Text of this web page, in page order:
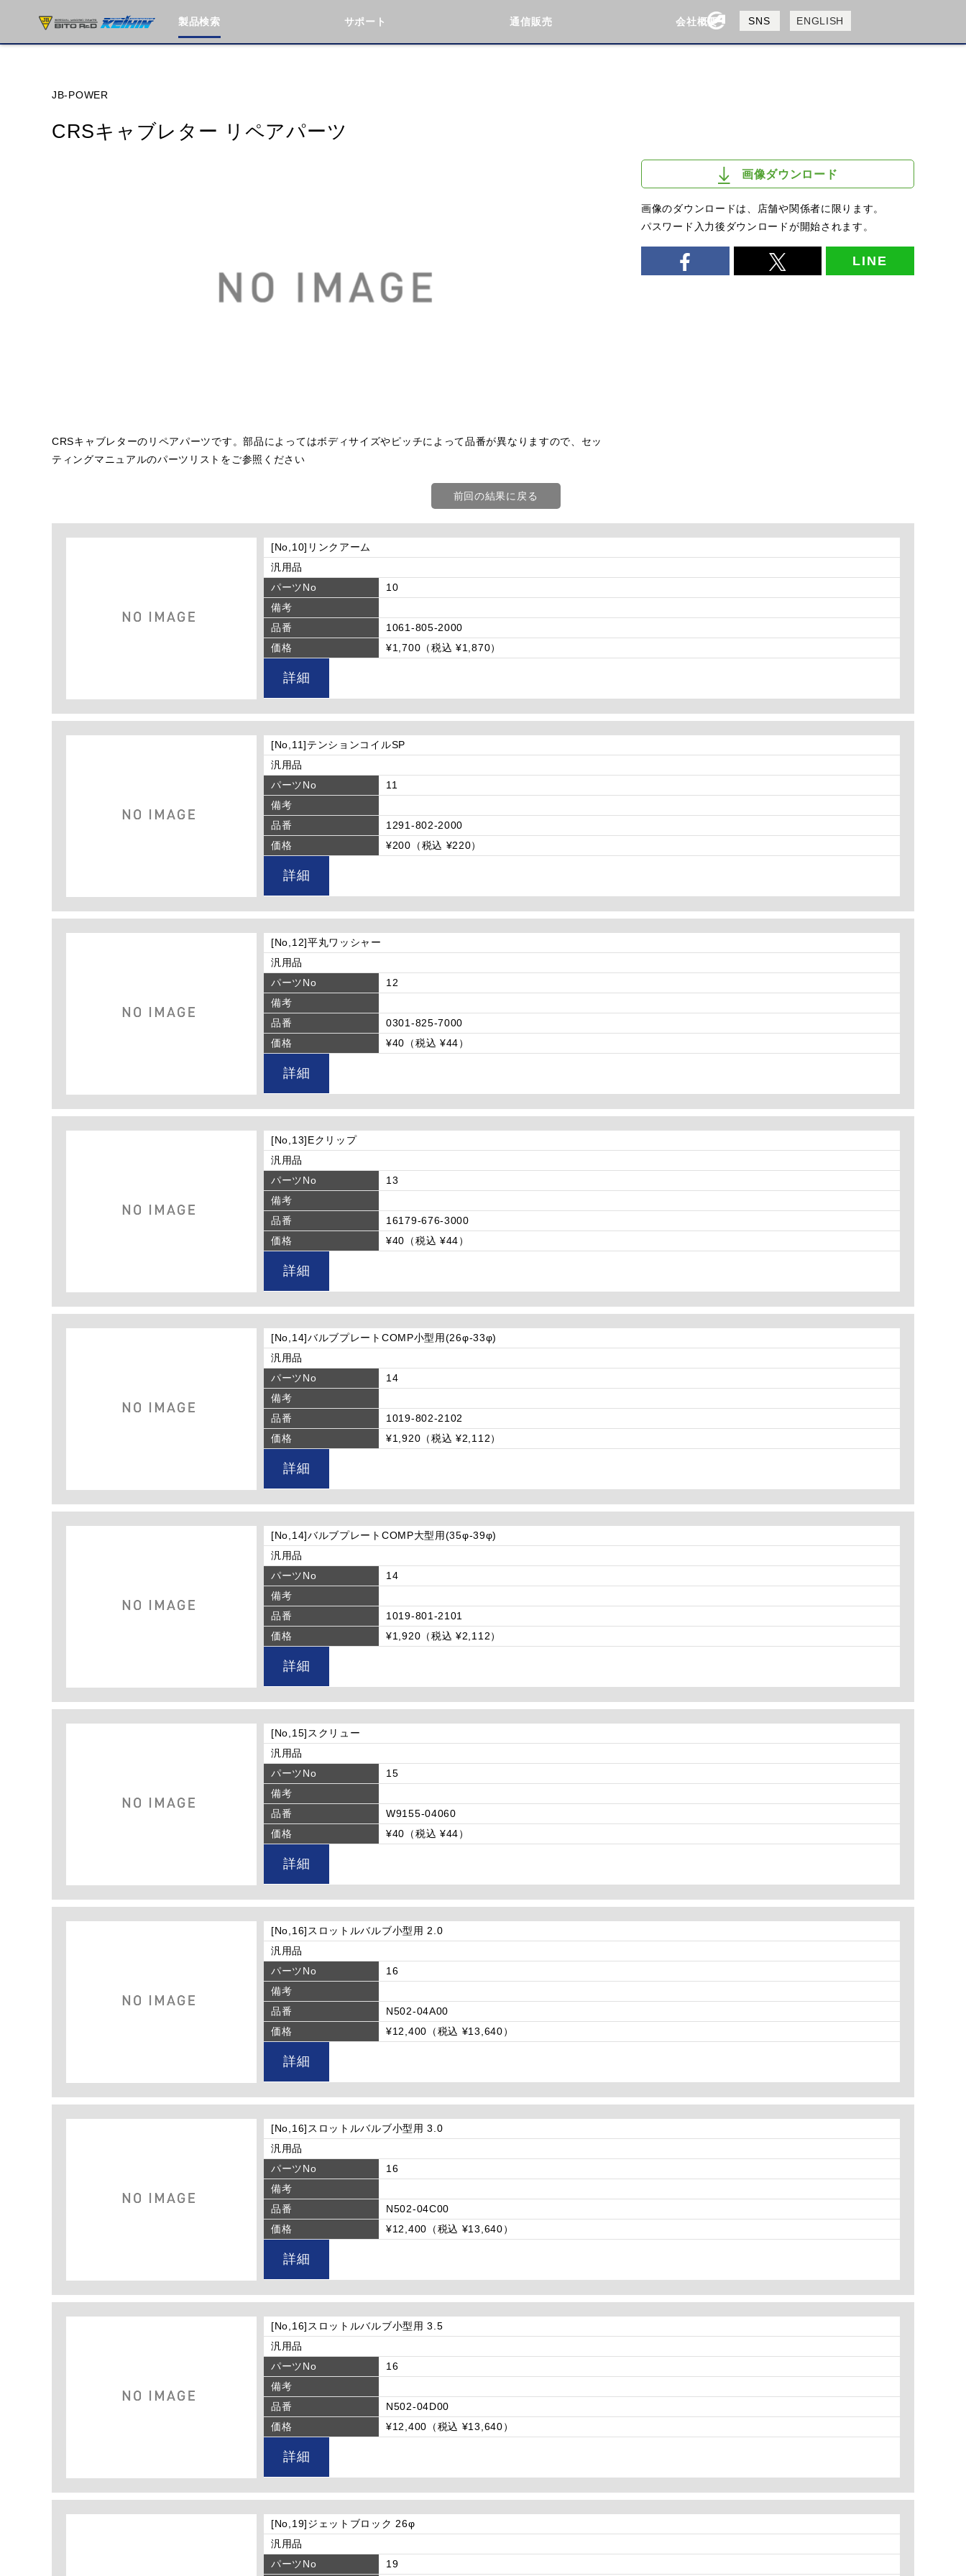
製品検索 サポート 通信販売 会社概要
会社概要
採用情報
SNS ENGLISH
JB-POWER
CRSキャブレター リペアパーツ
CRSキャブレターのリペアパーツです。部品によってはボディサイズやピッチによって品番が異なりますので、セッ
ティングマニュアルのパーツリストをご参照ください
画像ダウンロード
画像のダウンロードは、店舗や関係者に限ります。
パスワード入力後ダウンロードが開始されます。
LINE
前回の結果に戻る
[No,10]リンクアーム
汎用品
パーツNo
10
備考
品番
1061-805-2000
価格
¥1,700（税込 ¥1,870）
詳細
[No,11]テンションコイルSP
汎用品
パーツNo
11
備考
品番
1291-802-2000
価格
¥200（税込 ¥220）
詳細
[No,12]平丸ワッシャー
汎用品
パーツNo
12
備考
品番
0301-825-7000
価格
¥40（税込 ¥44）
詳細
[No,13]Eクリップ
汎用品
パーツNo
13
備考
品番
16179-676-3000
価格
¥40（税込 ¥44）
詳細
[No,14]バルブプレートCOMP小型用(26φ-33φ)
汎用品
パーツNo
14
備考
品番
1019-802-2102
価格
¥1,920（税込 ¥2,112）
詳細
[No,14]バルブプレートCOMP大型用(35φ-39φ)
汎用品
パーツNo
14
備考
品番
1019-801-2101
価格
¥1,920（税込 ¥2,112）
詳細
[No,15]スクリュー
汎用品
パーツNo
15
備考
品番
W9155-04060
価格
¥40（税込 ¥44）
詳細
[No,16]スロットルバルブ小型用 2.0
汎用品
パーツNo
16
備考
品番
N502-04A00
価格
¥12,400（税込 ¥13,640）
詳細
[No,16]スロットルバルブ小型用 3.0
汎用品
パーツNo
16
備考
品番
N502-04C00
価格
¥12,400（税込 ¥13,640）
詳細
[No,16]スロットルバルブ小型用 3.5
汎用品
パーツNo
16
備考
品番
N502-04D00
価格
¥12,400（税込 ¥13,640）
詳細
[No,19]ジェットブロック 26φ
汎用品
パーツNo
19